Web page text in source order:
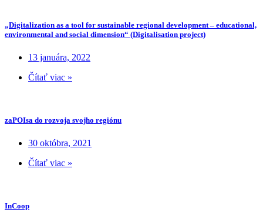
„Digitalization as a tool for sustainable regional development – educational,
environmental and social dimension“ (Digitalisation project)
13 januára, 2022
Čítať viac »
zaPOIsa do rozvoja svojho regiónu
30 októbra, 2021
Čítať viac »
InCoop